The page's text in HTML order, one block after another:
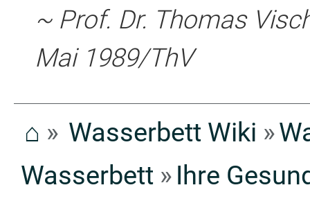
~ Prof. Dr. Thomas
Mai 1989/ThV
⌂ » Wasserbett Wiki »
Wasserbett » Ihre